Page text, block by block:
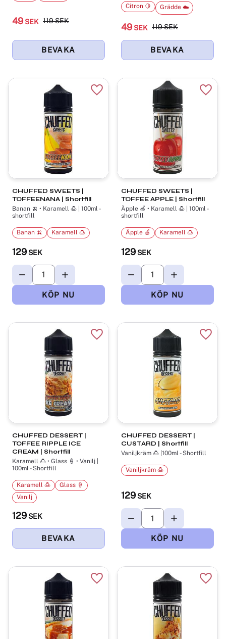
49 SEK 119SEK
49 SEK 119SEK
Citron 🍋 Grädde ☁️
CHUFFED SWEETS |
TOFFEENANA | Shortfill
Banan 🍌 • Karamell 🍮 | 100ml -
shortfill
129 SEK
Banan 🍌 Karamell 🍮
Lägg till i favoriter
CHUFFED SWEETS |
TOFFEE APPLE | Shortfill
Äpple 🍏 • Karamell 🍮 | 100ml -
shortfill
129 SEK
Äpple 🍏 Karamell 🍮
CHUFFED DESSERT |
TOFFEE RIPPLE ICE
CREAM | Shortfill
Karamell 🍮 • Glass 🍦 • Vanilj |
100ml - Shortfill
129 SEK
Karamell 🍮
Glass 🍦
Vanilj
Lägg till i favoriter
CHUFFED DESSERT |
CUSTARD | Shortfill
Vaniljkräm 🍮 |100ml - Shortfill
129 SEK
Vaniljkräm 🍮
Lägg till i favoriter